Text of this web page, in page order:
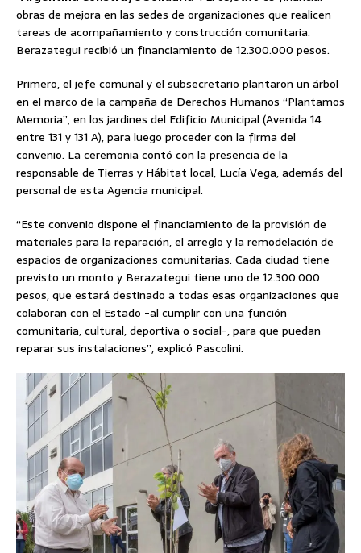
obras de mejora en las sedes de organizaciones que realicen
tareas de acompañamiento y construcción comunitaria.
Berazategui recibió un financiamiento de 12.300.000 pesos.
Primero, el jefe comunal y el subsecretario plantaron un árbol
en el marco de la campaña de Derechos Humanos “Plantamos
Memoria”, en los jardines del Edificio Municipal (Avenida 14
entre 131 y 131 A), para luego proceder con la firma del
convenio. La ceremonia contó con la presencia de la
responsable de Tierras y Hábitat local, Lucía Vega, además del
personal de esta Agencia municipal.
“Este convenio dispone el financiamiento de la provisión de
materiales para la reparación, el arreglo y la remodelación de
espacios de organizaciones comunitarias. Cada ciudad tiene
previsto un monto y Berazategui tiene uno de 12.300.000
pesos, que estará destinado a todas esas organizaciones que
colaboran con el Estado -al cumplir con una función
comunitaria, cultural, deportiva o social-, para que puedan
reparar sus instalaciones”, explicó Pascolini.